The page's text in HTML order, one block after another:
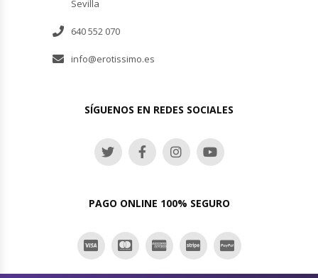
Sevilla
640 552 070
info@erotissimo.es
SÍGUENOS EN REDES SOCIALES
PAGO ONLINE 100% SEGURO